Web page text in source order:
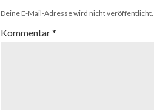
Deine E-Mail-Adresse wird nicht veröffentlicht.
Kommentar*